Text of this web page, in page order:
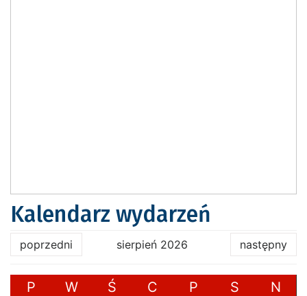
Kalendarz wydarzeń
poprzedni sierpień 2026 następny
P W Ś C P S N